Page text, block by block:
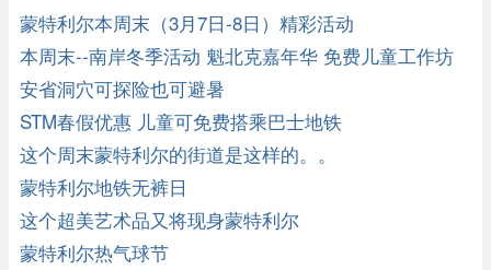
蒙特利尔本周末（3月7日-8日）精彩活动
本周末--南岸冬季活动 魁北克嘉年华 免费儿童工作坊
家居展
安省洞穴可探险也可避暑
STM春假优惠 儿童可免费搭乘巴士地铁
这个周末蒙特利尔的街道是这样的。。
蒙特利尔地铁无裤日
这个超美艺术品又将现身蒙特利尔
蒙特利尔热气球节